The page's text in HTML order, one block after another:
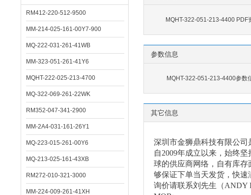
号RM412-220-512-9500
MM-214-025-161-00Y7-900
MQ-222-031-261-41WB
MM-323-051-261-41Y6
MQHT-222-025-213-4700
MQ-322-069-261-22WK
RM352-047-341-2900
MM-2A4-031-161-26Y1
MQ-223-015-261-00Y6
MQ-213-025-161-43XB
RM272-010-321-3000
MM-224-009-261-41XH
MQHT-322-051-213-4400 PDF
参数信息
MQHT-322-051-213-4400参数
其它信息
深圳市金狮鼎科技有限公
自2009年成立以来，始终
球的供应商网络，自有库存
够保证下单当天发货，快速
询价请联系刘先生（ANDY